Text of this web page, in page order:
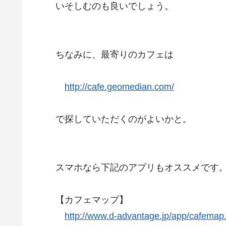
いそしむのも良いでしょう。
ちなみに、最寄りのカフェは
http://cafe.geomedian.com/
で探していただくのがよいかと。
スマホなら下記のアプリもオススメです。
【カフェマップ】
http://www.d-advantage.jp/app/